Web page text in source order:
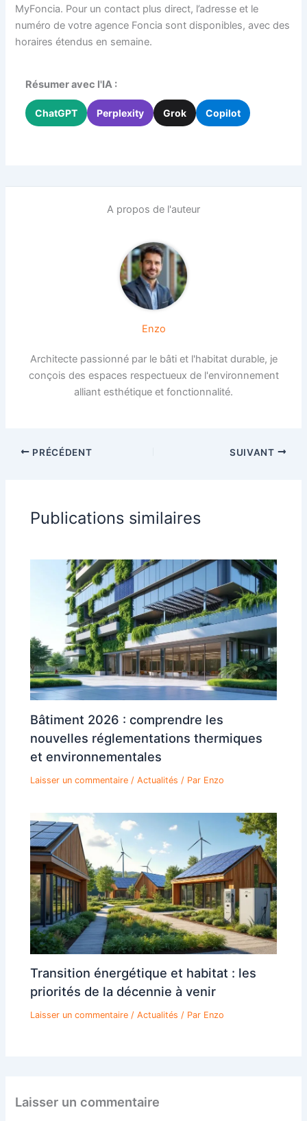
MyFoncia. Pour un contact plus direct, l’adresse et le
numéro de votre agence Foncia sont disponibles, avec des
horaires étendus en semaine.
Résumer avec l'IA :
ChatGPT Perplexity Grok Copilot
A propos de l'auteur
Enzo
Architecte passionné par le bâti et l'habitat durable, je
conçois des espaces respectueux de l'environnement
alliant esthétique et fonctionnalité.
PRÉCÉDENT SUIVANT
Publications similaires
Bâtiment 2026 : comprendre les
nouvelles réglementations thermiques
et environnementales
Laisser un commentaire /Actualités / Par Enzo
Transition énergétique et habitat : les
priorités de la décennie à venir
Laisser un commentaire /Actualités / Par Enzo
Laisser un commentaire